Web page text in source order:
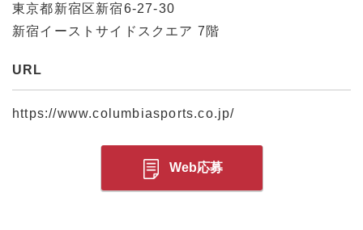
東京都新宿区新宿6-27-30
新宿イーストサイドスクエア 7階
URL
https://www.columbiasports.co.jp/
Web応募